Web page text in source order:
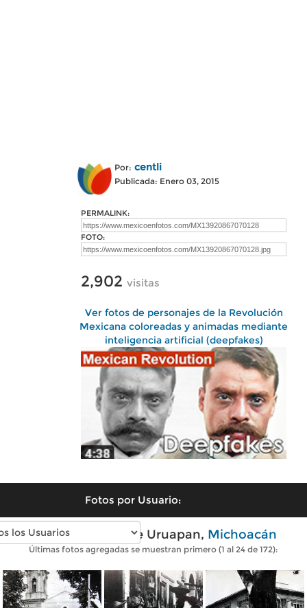
Por: centli
Publicada: Enero 03, 2015
PERMALINK:
FOTO:
2,902 visitas
Ver fotos de personajes de la Revolución
Mexicana coloreadas y animadas mediante
inteligencia artificial (deepfakes)
Fotos por Usuario:
Fotos antiguas de Uruapan, Michoacán
Últimas fotos agregadas se muestran primero (1 al 24 de 172):